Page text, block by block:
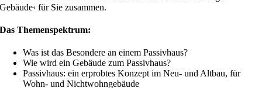
Gebäude‹ für Sie zusammen.
Das Themenspektrum:
Was ist das Besondere an einem Passivhaus?
Wie wird ein Gebäude zum Passivhaus?
Passivhaus: ein erprobtes Konzept im Neu- und Altbau, für
Wohn- und Nichtwohngebäude